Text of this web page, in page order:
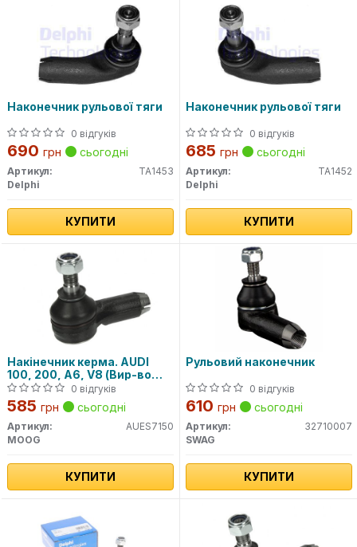
Наконечник рульової тяги
0 відгуків
690 грн сьогодні
Артикул:
TA1453
Delphi
КУПИТИ
Наконечник рульової тяги
0 відгуків
685 грн сьогодні
Артикул:
TA1452
Delphi
КУПИТИ
Накінечник керма. AUDI
100, 200, A6, V8 (Вир-во
Moog)
0 відгуків
585 грн сьогодні
Артикул:
AUES7150
MOOG
КУПИТИ
Рульовий наконечник
0 відгуків
610 грн сьогодні
Артикул:
32710007
SWAG
КУПИТИ